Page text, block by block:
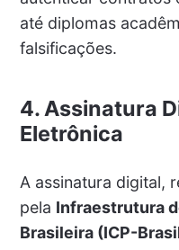
até diplomas
falsificações.
4. Assinatura
Eletrônica
A assinatura digital,
pela Infraestrutura
Brasileira (ICP-